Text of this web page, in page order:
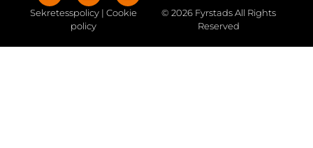
Sekretesspolicy | Cookie
policy
© 2026 Fyrstads All Rights
Reserved